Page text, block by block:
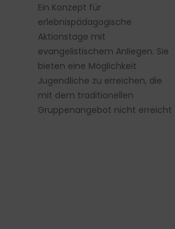
Ein Konzept für
erlebnispädagogische
Aktionstage mit
evangelistischem Anliegen. Sie
bieten eine Möglichkeit
Jugendliche zu erreichen, die
mit dem traditionellen
Gruppenangebot nicht erreicht